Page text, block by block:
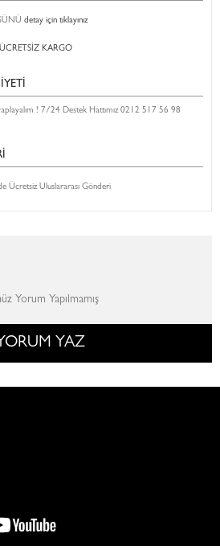
detay için tıklayınız
ÜCRETSİZ KARGO
! 7/24 Destek Hattımız 0212 517 56 98
Ücretsiz Uluslararası Gönderi
Yorum Yapılmamış
YAZ